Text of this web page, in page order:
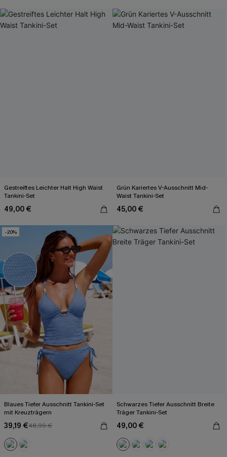
Gestreiftes Leichter Halt High Waist
Tankini-Set
49,00 €
Grün Kariertes V-Ausschnitt Mid-
Waist Tankini-Set
45,00 €
-20%
Blaues Tiefer Ausschnitt Tankini-Set
mit Kreuzträgern
39,19 €48,99 €
Schwarzes Tiefer Ausschnitt Breite
Träger Tankini-Set
49,00 €